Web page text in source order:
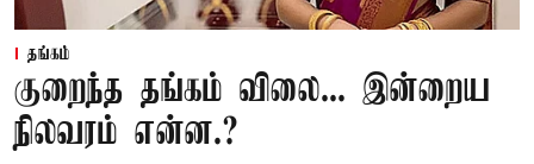
தங்கம்
குறைந்த தங்கம் விலை... இன்றைய
நிலவரம் என்ன.?